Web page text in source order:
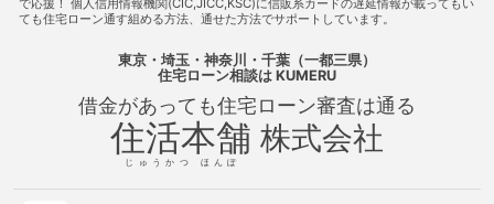
も住宅ローン審査に通過することは可能
借金があっても住宅ロ
ーン審査に通過することは可能
借金があっても審査に通る
借金があっても審査に通る
借金があっても審査に通る方法
借金があっても通る
借金があっても通る
借金があっても通
借金があってローンに通る
借金があってローンに通
借金があってローンに通る方法
借金があってローン
借金があってローン審査に通る方法
てローン審査に通る方法
借金があって住宅ローンに通る
金があって住宅ローンに通る方法
で応援！ 個人信用情報機関(CIC,JICC,KSC)に信販系カードの遅延情報が載ってもい
ても住宅ローン通す組める方法、通せた方法でサポートしています。
東京・埼玉・神奈川・千葉（一都三県）
住宅ローン相談は KUMERU
借金があっても住宅ローン審査は通る
住活本舗
じゅうかつ ほんぽ
株式会社